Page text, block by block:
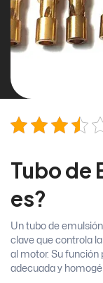
Tubo de
es?
Un tubo de
clave que controla
al motor. Su función
adecuada y